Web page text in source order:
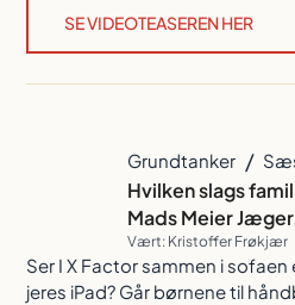
SE VIDEOTEASEREN HER
Grundtanker /
Hvilken slags
Mads Meier
Vært: Kristoffer Frøkjær
Ser I X Factor sammen i sofaen
jeres iPad? Går børnene til